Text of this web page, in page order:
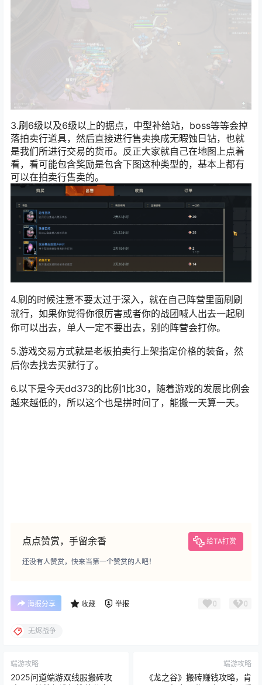
3.刷6级以及6级以上的据点，中型补给站，boss等等会掉
落拍卖行道具，然后直接进行售卖换成无暇蚀日钻，也就
是我们所进行交易的货币。反正大家就自己在地图上点着
看，看可能包含奖励是包含下图这种类型的，基本上都有
可以在拍卖行售卖的。
4.刷的时候注意不要太过于深入，就在自己阵营里面刷刷
就行，如果你觉得你很厉害或者你的战团喊人出去一起刷
你可以出去，单人一定不要出去，别的阵营会打你。
5.游戏交易方式就是老板拍卖行上架指定价格的装备，然
后你去找去买就行了。
6.以下是今天dd373的比例1比30，随着游戏的发展比例会
越来越低的，所以这个也是拼时间了，能搬一天算一天。
点点赞赏，手留余香 给TA打赏
还没有人赞赏，快来当第一个赞赏的人吧！
海报分享 收藏 举报 0 0
无烬战争
端游攻略
2025问道端游双线服搬砖攻
端游攻略
《龙之谷》搬砖赚钱攻略，肯